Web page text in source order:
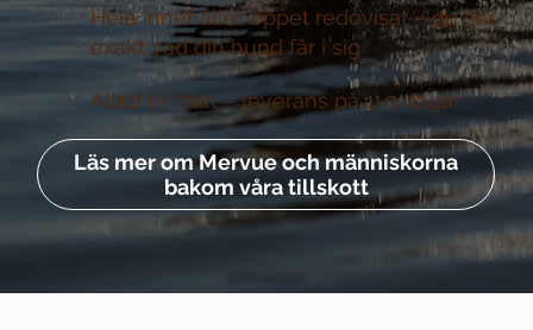
Läs mer om Mervue och människorna
bakom våra tillskott
Hela innehållet öppet redovisat –du ser
exakt vad din hund får i sig
Alltid fri frakt –leverans på 1–3 dagar